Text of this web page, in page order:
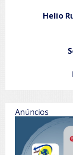
Helio
Anúncios